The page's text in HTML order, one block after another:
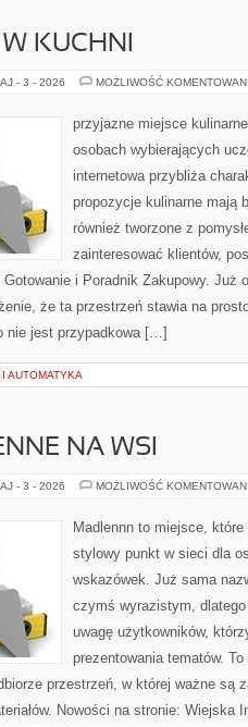
KUCHNI
- 3 - 2026 MOŻLIWOŚĆ
przyjazne miejsce
osobach wybierających
internetowa przybliża
propozycje kulinarne mają
również tworzone z
zainteresować klientów,
i Poradnik Zakupowy. Już
że ta przestrzeń stawia na
nie jest przypadkowa […]
AUTOMATYKA
NA WSI
- 3 - 2026 MOŻLIWOŚĆ
Madlennn to miejsce,
stylowy punkt w sieci dla
wskazówek. Już sama
czymś wyrazistym,
uwagę użytkowników,
prezentowania tematów.
przestrzeń, w której ważne są
Nowości na stronie: Wiejska